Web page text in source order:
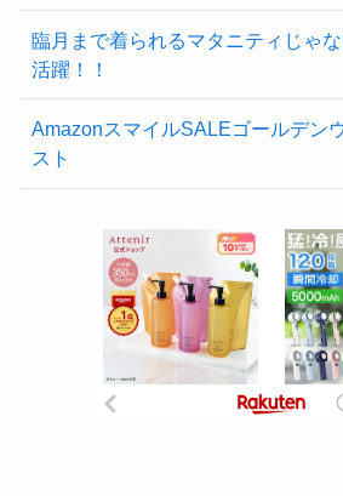
臨月まで着られるマタニティじゃ
活躍！！
AmazonスマイルSALEゴールデン
スト